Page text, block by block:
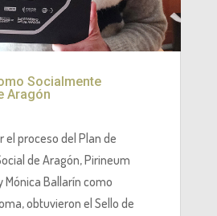
Socialmente
Aragón
el proceso del Plan de
de Aragón, Pirineum
Mónica Ballarín como
obtuvieron el Sello de